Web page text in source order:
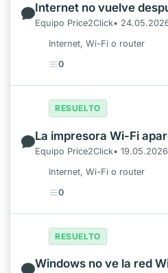
Internet no vuelve
Equipo Price2Click•
Internet, Wi-Fi o router
0
Equipo Price2Click• 19.05.2026
Internet, Wi-Fi o router
RESUELTO
0
Windows no ve la red
RESUELTO